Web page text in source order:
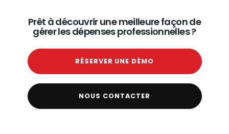
Prêt à découvrir une meilleure façon de
gérer les dépenses professionnelles ?
RÉSERVER UNE DÉMO
NOUS CONTACTER